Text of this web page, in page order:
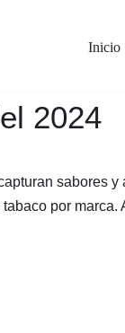
Inicio
2024
sabores
por